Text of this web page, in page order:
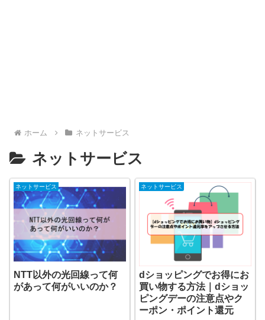
ホーム ネットサービス
ネットサービス
ネットサービス
NTT以外の光回線って何
があって何がいいのか？
ネットサービス
dショッピングでお得にお
買い物する方法｜dショッ
ピングデーの注意点やク
ーポン・ポイント還元